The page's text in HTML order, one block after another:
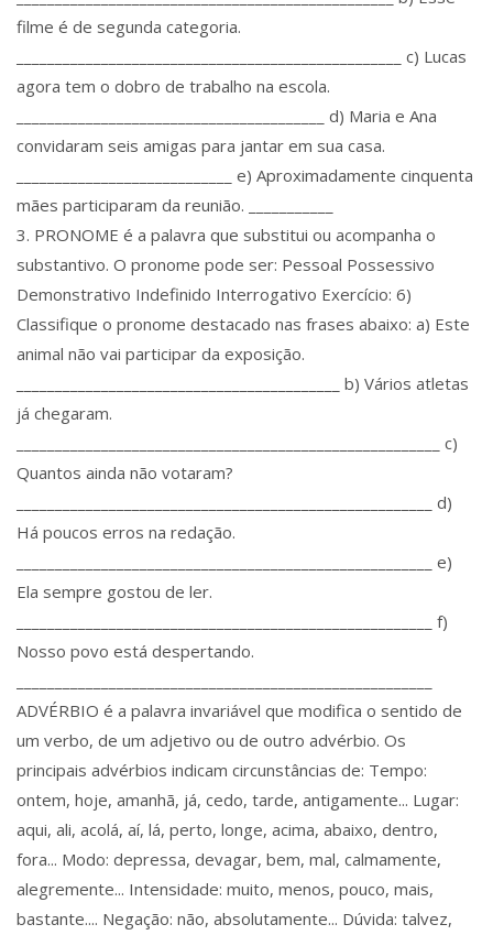
filme é de segunda categoria.
__________________________________________________ c) Lucas
agora tem o dobro de trabalho na escola.
________________________________________ d) Maria e Ana
convidaram seis amigas para jantar em sua casa.
____________________________ e) Aproximadamente cinquenta
mães participaram da reunião. ___________
3. PRONOME é a palavra que substitui ou acompanha o
substantivo. O pronome pode ser: Pessoal Possessivo
Demonstrativo Indefinido Interrogativo Exercício: 6)
Classifique o pronome destacado nas frases abaixo: a) Este
animal não vai participar da exposição.
__________________________________________ b) Vários atletas
já chegaram.
_______________________________________________________ c)
Quantos ainda não votaram?
______________________________________________________ d)
Há poucos erros na redação.
______________________________________________________ e)
Ela sempre gostou de ler.
______________________________________________________ f)
Nosso povo está despertando.
ADVÉRBIO é a palavra invariável que modifica o sentido de
um verbo, de um adjetivo ou de outro advérbio. Os
principais advérbios indicam circunstâncias de: Tempo:
ontem, hoje, amanhã, já, cedo, tarde, antigamente... Lugar:
aqui, ali, acolá, aí, lá, perto, longe, acima, abaixo, dentro,
fora... Modo: depressa, devagar, bem, mal, calmamente,
alegremente... Intensidade: muito, menos, pouco, mais,
bastante.... Negação: não, absolutamente... Dúvida: talvez,